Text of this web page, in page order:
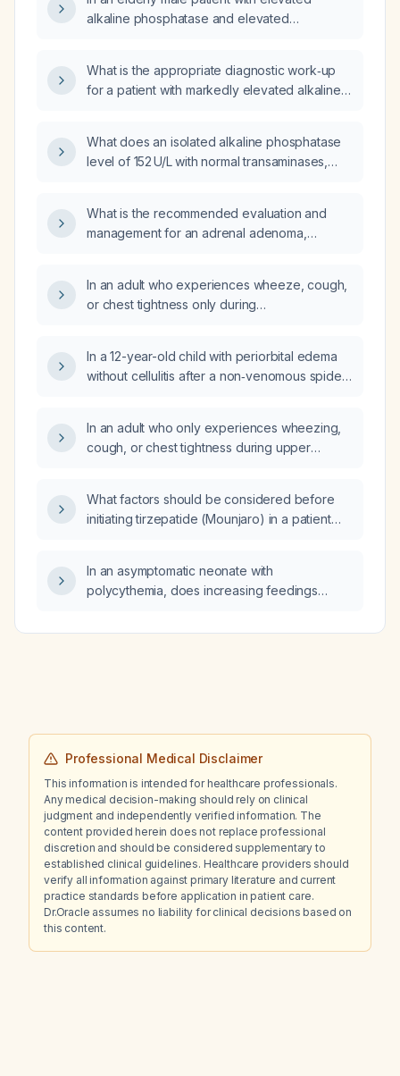
alkaline phosphatase and elevated
What is the appropriate diagnostic work‑up
for a patient with markedly elevated alkaline
laboratory results?
What does an isolated alkaline phosphatase
level of 152 U/L with normal transaminases,
evaluated?
What is the recommended evaluation and
management for an adrenal adenoma,
In an adult who experiences wheeze, cough,
or chest tightness only during
should be initiated?
In a 12-year-old child with periorbital edema
without cellulitis after a non‑venomous spider
In an adult who only experiences wheezing,
cough, or chest tightness during upper
What factors should be considered before
initiating tirzepatide (Mounjaro) in a patient
In an asymptomatic neonate with
polycythemia, does increasing feedings
Professional Medical Disclaimer
This information is intended for healthcare professionals.
Any medical decision-making should rely on clinical
judgment and independently verified information. The
content provided herein does not replace professional
discretion and should be considered supplementary to
established clinical guidelines. Healthcare providers should
verify all information against primary literature and current
practice standards before application in patient care.
Dr.Oracle assumes no liability for clinical decisions based on
this content.